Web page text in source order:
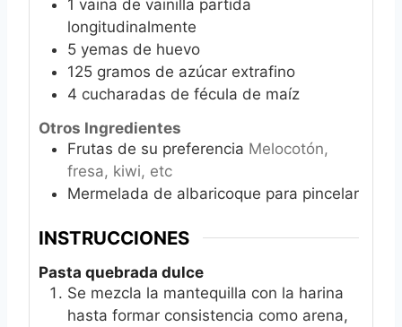
1 vaina de vainilla partida
longitudinalmente
5 yemas de huevo
125 gramos de azúcar extrafino
4 cucharadas de fécula de maíz
Otros Ingredientes
Frutas de su preferencia Melocotón,
fresa, kiwi, etc
Mermelada de albaricoque para pincelar
INSTRUCCIONES
Pasta quebrada dulce
Se mezcla la mantequilla con la harina
hasta formar consistencia como arena,